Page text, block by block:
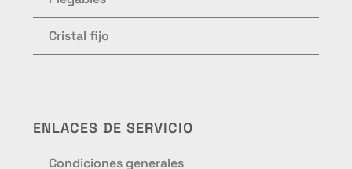
Cristal fijo
ENLACES DE SERVICIO
Condiciones generales